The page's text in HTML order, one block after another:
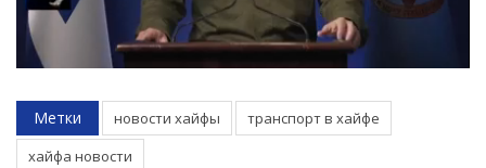
Метки новости хайфы
транспорт в хайфе
хайфа новости